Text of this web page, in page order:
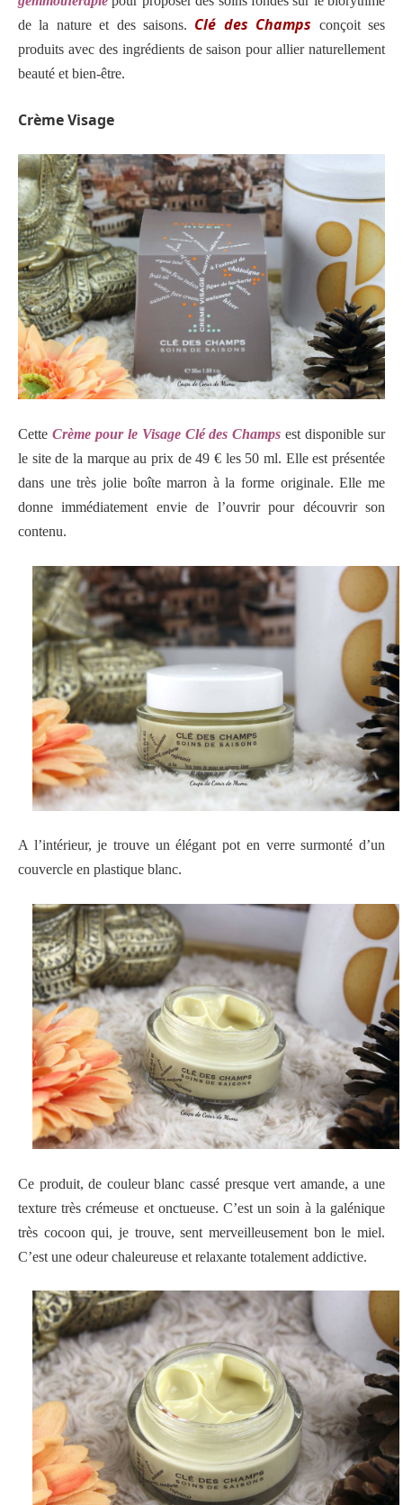
de la nature et des saisons. Clé des Champs conçoit ses
produits avec des ingrédients de saison pour allier naturellement
beauté et bien-être.
Crème Visage
Cette Crème pour le Visage Clé des Champs est disponible sur
le site de la marque au prix de 49 € les 50 ml. Elle est présentée
dans une très jolie boîte marron à la forme originale. Elle me
donneimmédiatement envie de l’ouvrir pour découvrir son
contenu.
A l’intérieur, je trouve un élégant pot en verre surmonté d’un
couvercle en plastique blanc.
Ce produit, de couleur blanc cassé presque vert amande, a une
texture très crémeuse et onctueuse. C’est un soin à la galénique
très cocoon qui, je trouve, sent merveilleusement bon le miel.
C’est une odeur chaleureuse et relaxante totalement addictive.